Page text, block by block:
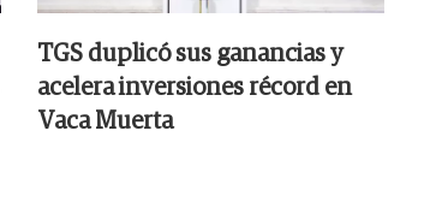
TGS duplicó sus ganancias y
acelera inversiones récord en
Vaca Muerta